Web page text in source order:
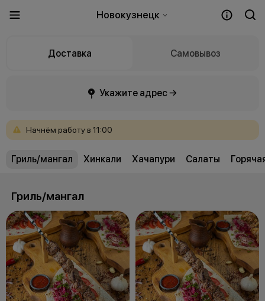
Новокузнецк
Доставка Самовывоз
Укажите адрес →
Начнём работу в 11:00
Гриль/мангал Хинкали Хачапури Салаты
Гриль/мангал